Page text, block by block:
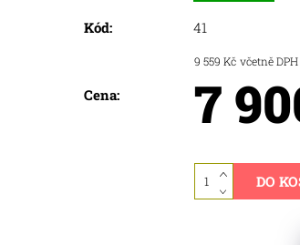
Kód: 41
Cena:
9 559 Kč včetně DPH
7